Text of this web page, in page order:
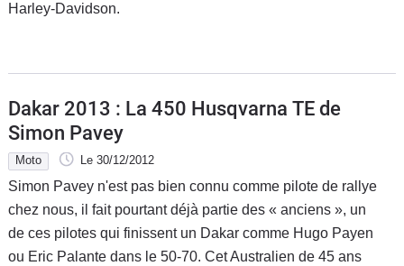
Harley-Davidson.
Dakar 2013 : La 450 Husqvarna TE de
Simon Pavey
Moto Le 30/12/2012
Simon Pavey n'est pas bien connu comme pilote de rallye
chez nous, il fait pourtant déjà partie des « anciens », un
de ces pilotes qui finissent un Dakar comme Hugo Payen
ou Eric Palante dans le 50-70. Cet Australien de 45 ans